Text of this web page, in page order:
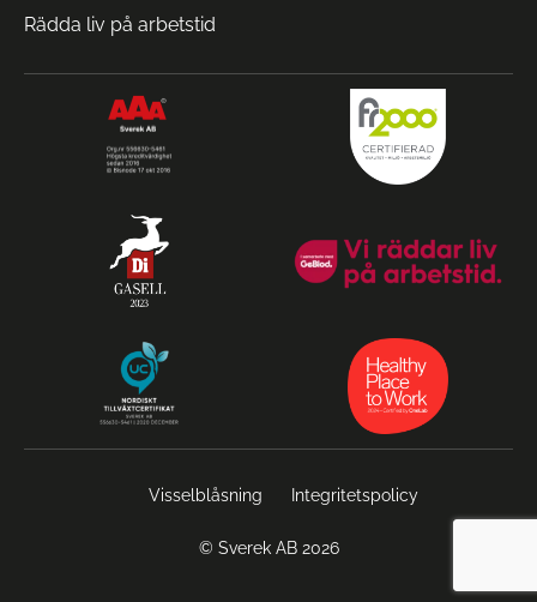
Rädda liv på arbetstid
© Sverek AB 2026
Visselblåsning Integritetspolicy